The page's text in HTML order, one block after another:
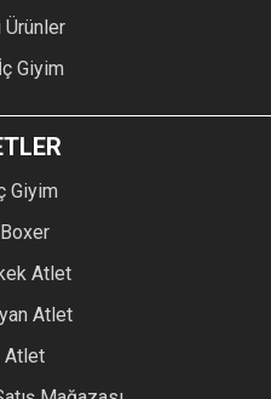
Giyim
Giyim
Atlet
Atlet
Atlet